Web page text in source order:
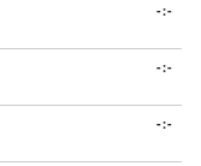
-:-
-:-
-:-